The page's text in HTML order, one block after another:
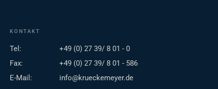
KONTAKT
Tel:
+49 (0) 27 39/ 8 01 - 0
Fax:
+49 (0) 27 39/ 8 01 - 586
E-Mail:
info@krueckemeyer.de